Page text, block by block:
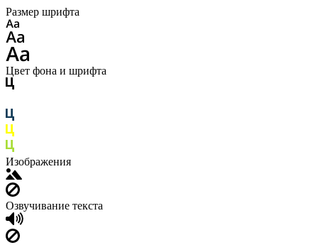
Размер шрифта
Цвет фона и шрифта
Изображения
Озвучивание текста